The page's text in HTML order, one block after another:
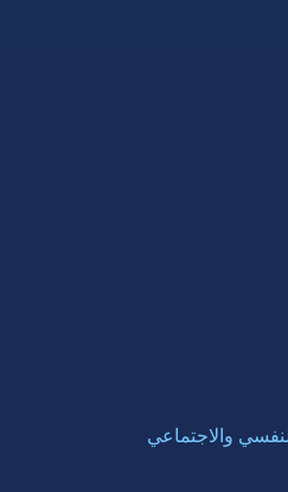
والاجتماعي